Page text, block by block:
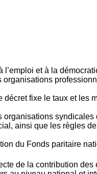
et à la
décret fixe le taux et
ainsi que les règles
du Fonds paritaire
de la contribution